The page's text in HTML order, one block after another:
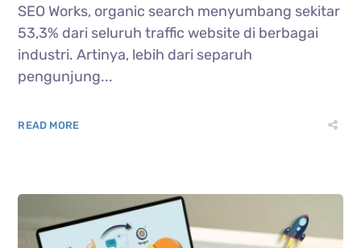
SEO Works, organic search menyumbang sekitar
53,3% dari seluruh traffic website di berbagai
industri. Artinya, lebih dari separuh
pengunjung...
READ MORE